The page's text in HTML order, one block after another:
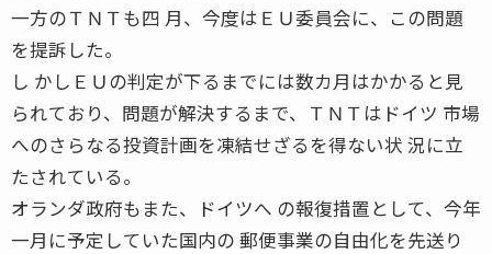
一方のＴＮＴも四 月、今度はＥＵ委員会に、この問題
を提訴した。
し かしＥＵの判定が下るまでには数カ月はかかると見
られており、問題が解決するまで、ＴＮＴはドイツ 市場
へのさらなる投資計画を凍結せざるを得ない状 況に立
たされている。
オランダ政府もまた、ドイツへ の報復措置として、今年
一月に予定していた国内の 郵便事業の自由化を先送り